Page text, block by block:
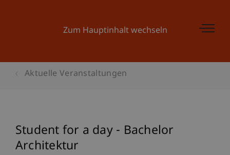
Zum Hauptinhalt wechseln
Aktuelle Veranstaltungen
Student for a day - Bachelor
Architektur